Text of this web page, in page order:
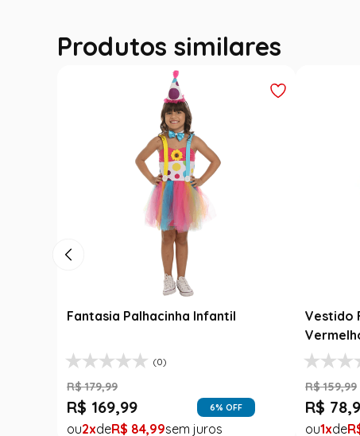
Produtos similares
Infantil
26% OFF
Fantasia Abbey Bominable
Outlet
39 ,99 75% OFF
1 R$